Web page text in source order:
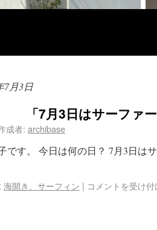
7月3日
「7月3日はサーファー
成者: archibase
です。 今日は何の日？ 7月3日
海開き、サーフィン | コメントを受け